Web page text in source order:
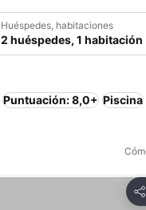
Huéspedes, habitaciones
2 huéspedes, 1 habitación
Puntuación: 8,0+ Piscina